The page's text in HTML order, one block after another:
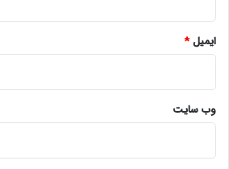
ایمیل*
وب‌ سایت